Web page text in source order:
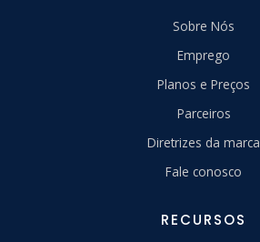
Sobre Nós
Emprego
Planos e Preços
Parceiros
Diretrizes da marca
Fale conosco
RECURSOS